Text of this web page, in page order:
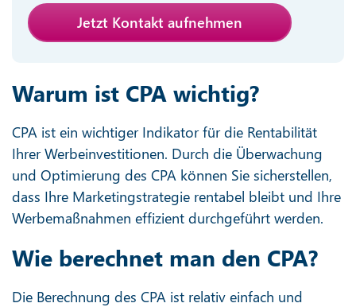
Jetzt Kontakt aufnehmen
Warum ist CPA wichtig?
CPA ist ein wichtiger Indikator für die Rentabilität
Ihrer Werbeinvestitionen. Durch die Überwachung
und Optimierung des CPA können Sie sicherstellen,
dass Ihre Marketingstrategie rentabel bleibt und Ihre
Werbemaßnahmen effizient durchgeführt werden.
Wie berechnet man den CPA?
Die Berechnung des CPA ist relativ einfach und